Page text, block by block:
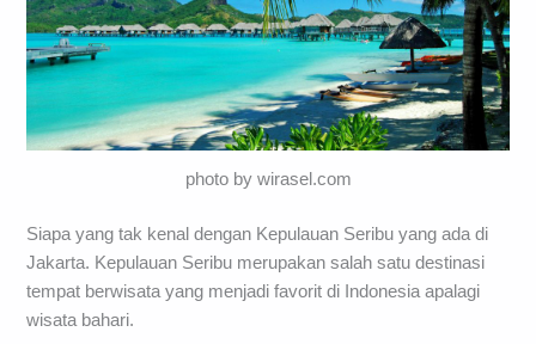
photo by wirasel.com
Siapa yang tak kenal dengan Kepulauan Seribu yang ada di
Jakarta. Kepulauan Seribu merupakan salah satu destinasi
tempat berwisata yang menjadi favorit di Indonesia apalagi
wisata bahari.